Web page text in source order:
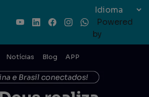
YoutubeLinkedInFacebook
InstagramWhatsAppPowered
by
Notícias Blog APP